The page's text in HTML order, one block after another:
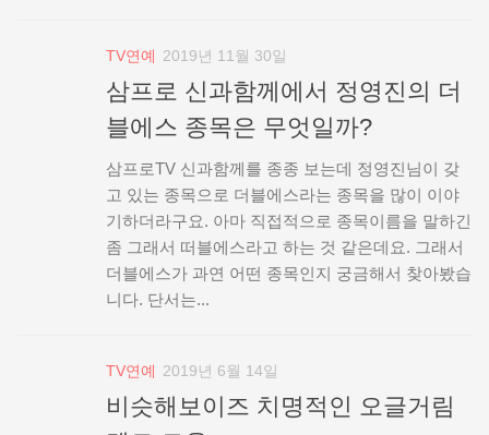
TV연예 2019년 11월 30일
삼프로 신과함께에서 정영진의 더
블에스 종목은 무엇일까?
삼프로TV 신과함께를 종종 보는데 정영진님이 갖
고 있는 종목으로 더블에스라는 종목을 많이 이야
기하더라구요. 아마 직접적으로 종목이름을 말하긴
좀 그래서 떠블에스라고 하는 것 같은데요. 그래서
더블에스가 과연 어떤 종목인지 궁금해서 찾아봤습
니다. 단서는...
TV연예 2019년 6월 14일
비슷해보이즈 치명적인 오글거림